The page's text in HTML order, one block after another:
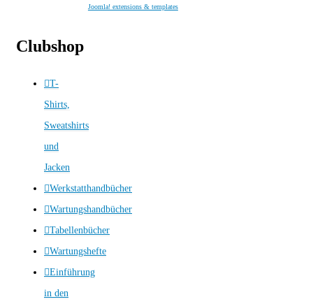
Joomla! extensions & templates
Clubshop
T-
Shirts,
Sweatshirts
und
Jacken
Werkstatthandbücher
Wartungshandbücher
Tabellenbücher
Wartungshefte
Einführung
in den